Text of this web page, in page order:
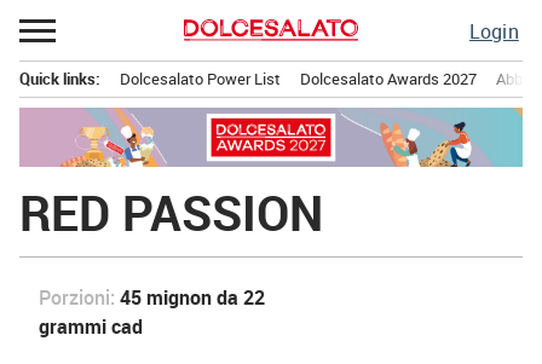
Passa
al
contenuto
Login
principale
Quick links: Dolcesalato Power List Dolcesalato Awards 2027
RED PASSION
Porzioni: 45 mignon da 22
grammi cad